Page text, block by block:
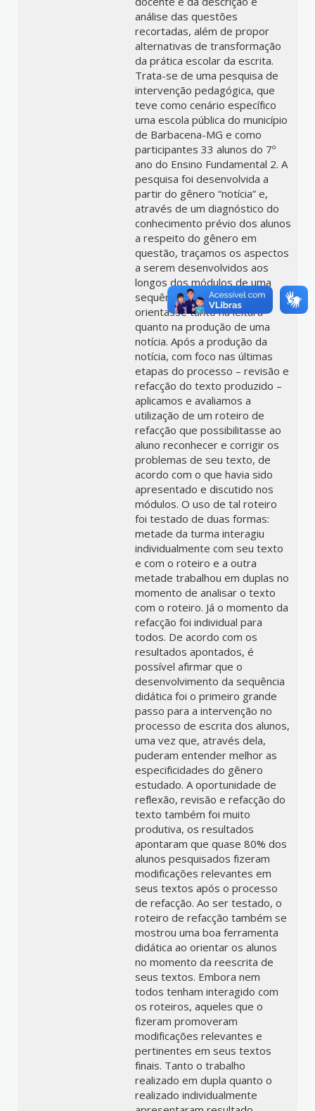
análise das questões
recortadas, além de propor
alternativas de transformação
da prática escolar da escrita.
Trata-se de uma pesquisa de
intervenção pedagógica, que
teve como cenário específico
uma escola pública do município
de Barbacena-MG e como
participantes 33 alunos do 7º
ano do Ensino Fundamental 2. A
pesquisa foi desenvolvida a
partir do gênero “notícia” e,
através de um diagnóstico do
conhecimento prévio dos alunos
a respeito do gênero em
questão, traçamos os aspectos
a serem desenvolvidos aos
longos dos módulos de uma
sequência didática que os
orientasse tanto na leitura
quanto na produção de uma
notícia. Após a produção da
notícia, com foco nas últimas
etapas do processo – revisão e
refacção do texto produzido –
aplicamos e avaliamos a
utilização de um roteiro de
refacção que possibilitasse ao
aluno reconhecer e corrigir os
problemas de seu texto, de
acordo com o que havia sido
apresentado e discutido nos
módulos. O uso de tal roteiro
foi testado de duas formas:
metade da turma interagiu
individualmente com seu texto
e com o roteiro e a outra
metade trabalhou em duplas no
momento de analisar o texto
com o roteiro. Já o momento da
refacção foi individual para
todos. De acordo com os
resultados apontados, é
possível afirmar que o
desenvolvimento da sequência
didática foi o primeiro grande
passo para a intervenção no
processo de escrita dos alunos,
uma vez que, através dela,
puderam entender melhor as
especificidades do gênero
estudado. A oportunidade de
reflexão, revisão e refacção do
texto também foi muito
produtiva, os resultados
apontaram que quase 80% dos
alunos pesquisados fizeram
modificações relevantes em
seus textos após o processo
de refacção. Ao ser testado, o
roteiro de refacção também se
mostrou uma boa ferramenta
didática ao orientar os alunos
no momento da reescrita de
seus textos. Embora nem
todos tenham interagido com
os roteiros, aqueles que o
fizeram promoveram
modificações relevantes e
pertinentes em seus textos
finais. Tanto o trabalho
realizado em dupla quanto o
realizado individualmente